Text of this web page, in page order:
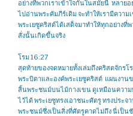
อย่างที่พวกเราเข้าใจกันในสมัยนี้ หลาย
ไปอ่านพระคัมภีร์เดิม จะทำให้เรามีควา
พระเยซูคริสต์ได้เสด็จมาทำให้ทุกอย่างที่
สั่งนั้นเกิดขึ้นจริง
โรม 16:27
สุดท้ายของจดหมายทั้งเล่มถึงคริสตจักรโ
พระบิดาและองค์พระเยซูคริสต์ แผนงาน
สิ้นพระชนม์บนไม้กางเขน ดูเหมือนควา
ไว้ได้ พระเยซูทรงเอาชนะศัตรู ทรงประ
พระชนม์ซึ่งเป็นสิ่งที่ศัตรูคาดไม่ถึง นี่เป็